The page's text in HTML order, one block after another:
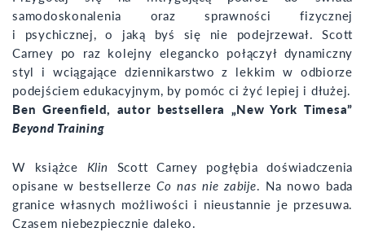
samodoskonalenia oraz sprawności fizycznej
i psychicznej, o jaką byś się nie podejrzewał. Scott
Carney po raz kolejny elegancko połączył dynamiczny
styl i wciągające dziennikarstwo z lekkim w odbiorze
podejściem edukacyjnym, by pomóc ci żyć lepiej i dłużej.
Ben Greenfield, autor bestsellera „New York Timesa”
Beyond Training
W książce Klin Scott Carney pogłębia doświadczenia
opisane w bestsellerzeCo nas nie zabije. Na nowo bada
granice własnych możliwości i nieustannie je przesuwa.
Czasem niebezpiecznie daleko.